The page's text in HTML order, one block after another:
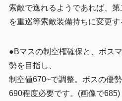
索敵で逸れるようであれば、
を重巡等索敵装備持ちに変更す
●Bマスの制空権確保と、ボス
勢を目指し、
制空値670~で調整。ボスの優
690程度必要です。(画像で685)